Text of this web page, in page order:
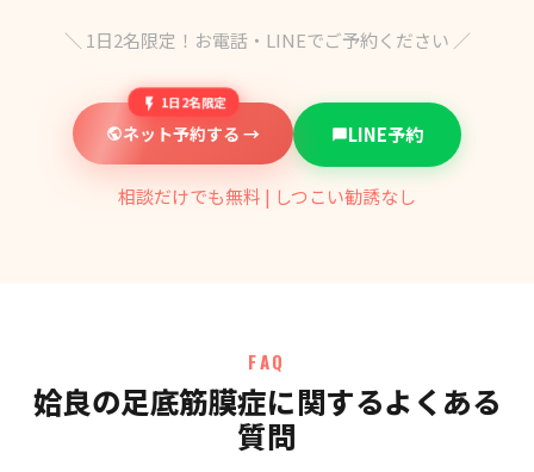
＼ 1日2名限定！お電話・LINEでご予約ください ／
1日2名限定
ネット予約する → LINE予約
相談だけでも無料 | しつこい勧誘なし
FAQ
姶良の足底筋膜症に関するよくある
質問